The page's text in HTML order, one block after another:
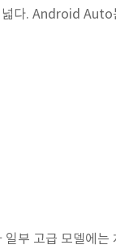
다. Android Auto
부 고급 모델에는